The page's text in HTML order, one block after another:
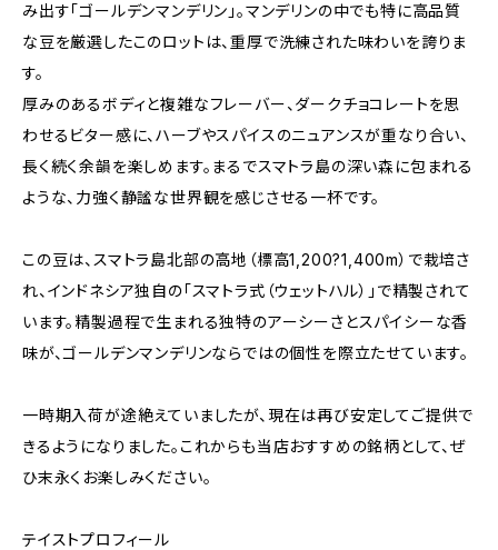
み出す「ゴールデンマンデリン」。マンデリンの中でも特に高品質
な豆を厳選したこのロットは、重厚で洗練された味わいを誇りま
す。
厚みのあるボディと複雑なフレーバー、ダークチョコレートを思
わせるビター感に、ハーブやスパイスのニュアンスが重なり合い、
長く続く余韻を楽しめます。まるでスマトラ島の深い森に包まれる
ような、力強く静謐な世界観を感じさせる一杯です。
この豆は、スマトラ島北部の高地（標高1,200?1,400m）で栽培さ
れ、インドネシア独自の「スマトラ式（ウェットハル）」で精製されて
います。精製過程で生まれる独特のアーシーさとスパイシーな香
味が、ゴールデンマンデリンならではの個性を際立たせています。
一時期入荷が途絶えていましたが、現在は再び安定してご提供で
きるようになりました。これからも当店おすすめの銘柄として、ぜ
ひ末永くお楽しみください。
テイストプロフィール